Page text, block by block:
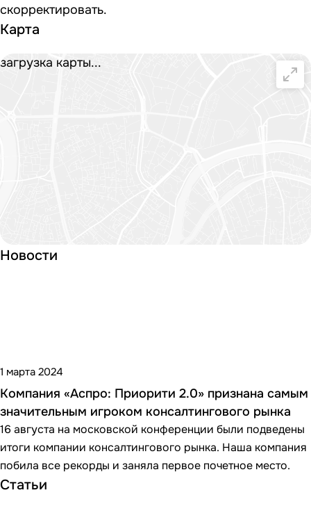
скорректировать.
Карта
загрузка карты...
Новости
1 марта 2024
Компания «Аспро: Приорити 2.0» признана самым
значительным игроком консалтингового рынка
16 августа на московской конференции были подведены
итоги компании консалтингового рынка. Наша компания
побила все рекорды и заняла первое почетное место.
Статьи